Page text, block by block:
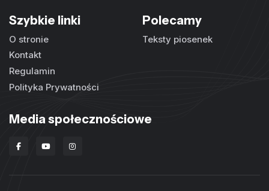
Szybkie linki
O stronie
Kontakt
Regulamin
Polityka Prywatności
Polecamy
Teksty piosenek
Media społecznościowe